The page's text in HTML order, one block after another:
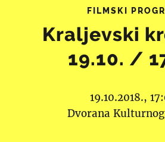
FILMSKI
Kraljevski
19.10. /
19.10.2018.,
Dvorana